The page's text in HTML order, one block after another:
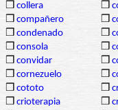
❒ collera ❒
❒ compañero ❒
❒ condenado ❒
❒ consola ❒
❒ convidar ❒
❒ cornezuelo ❒
❒ cototo ❒
❒ crioterapia ❒